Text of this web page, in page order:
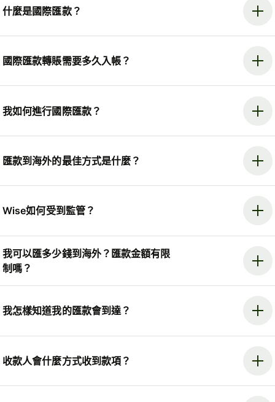
什麼是國際匯款？
國際匯款轉賬需要多久入帳？
我如何進行國際匯款？
匯款到海外的最佳方式是什麼？
Wise如何受到監管？
我可以匯多少錢到海外？匯款金額有限
制嗎？
我怎樣知道我的匯款會到達？
收款人會什麼方式收到款項？